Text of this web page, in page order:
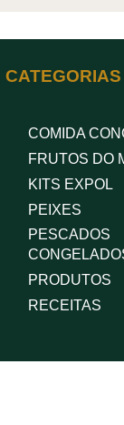
CATEGORIAS
COMIDA
FRUTOS DO
KITS EXPOL
PEIXES
PESCADOS
PRODUTOS
RECEITAS